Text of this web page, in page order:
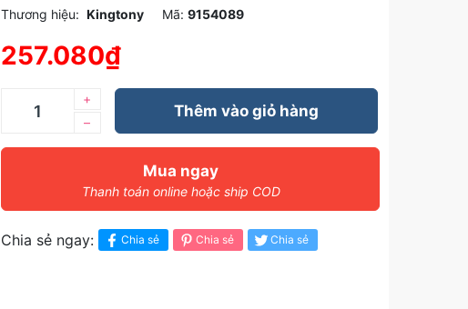
Thương hiệu: Kingtony Mã: 9154089
257.080₫
–
+
Thêm vào giỏ hàng
Mua ngay
Thanh toán online hoặc ship COD
Chia sẻ ngay: Chia sẻ Chia sẻ Chia sẻ